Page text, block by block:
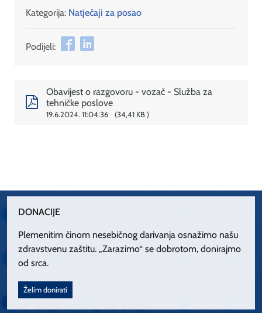
Kategorija: Natječaji za posao
Podijeli:
Obavijest o razgovoru - vozač - Služba za
tehničke poslove
19.6.2024. 11:04:36 34,41 KB
DONACIJE
Plemenitim činom nesebičnog darivanja osnažimo našu
zdravstvenu zaštitu. „Zarazimo“ se dobrotom, donirajmo
od srca.
Želim donirati